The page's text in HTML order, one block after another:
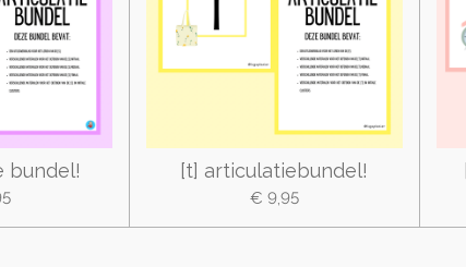
bundel! [t] articulatiebundel!
€ 9,95